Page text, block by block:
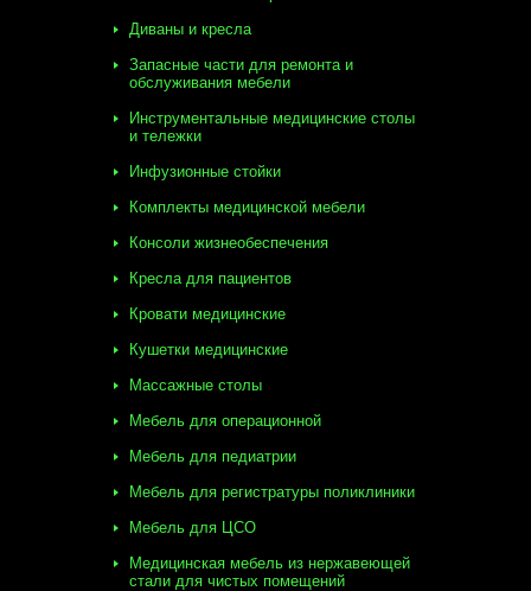
Диваны и кресла
Запасные части для ремонта и
обслуживания мебели
Инструментальные медицинские столы
и тележки
Инфузионные стойки
Комплекты медицинской мебели
Консоли жизнеобеспечения
Кресла для пациентов
Кровати медицинские
Кушетки медицинские
Массажные столы
Мебель для операционной
Мебель для педиатрии
Мебель для регистратуры поликлиники
Мебель для ЦСО
Медицинская мебель из нержавеющей
стали для чистых помещений